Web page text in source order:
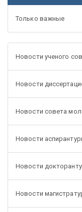
Только важные
Новости ученого
Новости
Новости совета
Новости
Новости
Новости